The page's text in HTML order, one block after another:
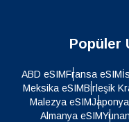
Popüler
ABD eSIMFransa eSIM
Meksika eSIMBirleşik
Malezya eSIM
Almanya eSIM